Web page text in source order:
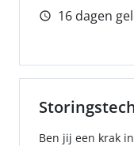
16 dagen
Ben jij een krak